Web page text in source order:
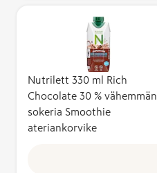
Nutrilett 330 ml Rich
Chocolate 30 % vähemmän
sokeria Smoothie
ateriankorvike